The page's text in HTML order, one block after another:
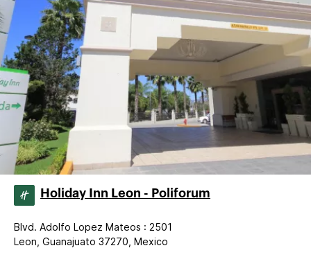
Holiday Inn Leon - Poliforum
Blvd. Adolfo Lopez Mateos : 2501
Leon, Guanajuato 37270, Mexico